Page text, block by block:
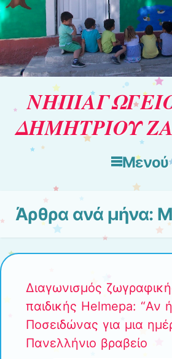
ΔΗΜΗΤΡΙΟΥ
Μενού
Άρθρα ανά μήνα:
Διαγωνισμός
παιδικής Helmepa: “Αν
Ποσειδώνας για μια
Πανελλήνιο βραβείο